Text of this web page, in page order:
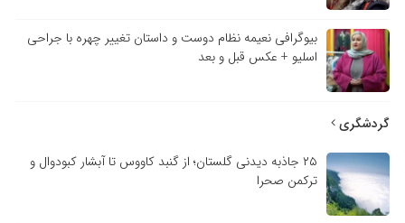
بیوگرافی نعیمه نظام دوست و داستان تغییر چهره با جراحی
اسلیو + عکس قبل و بعد
۲۵ جاذبه دیدنی گلستان؛ از گنبد کاووس تا آبشار کبودوال و
ترکمن صحرا